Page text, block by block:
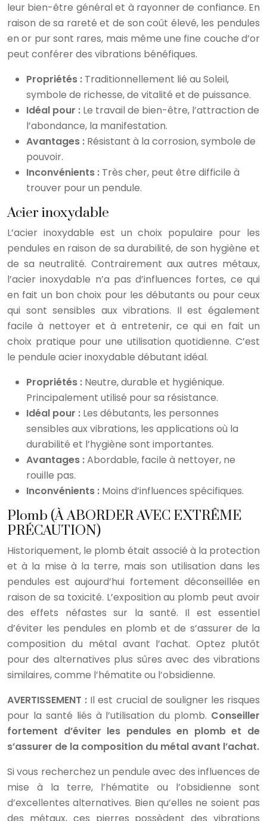
leur bien-être général et à rayonner de confiance. En
raison de sa rareté et de son coût élevé, les pendules
en or pur sont rares, mais même une fine couche d’or
peut conférer des vibrations bénéfiques.
Propriétés : Traditionnellement lié au Soleil,
symbole de richesse, de vitalité et de puissance.
Idéal pour : Le travail de bien-être, l’attraction de
l’abondance, la manifestation.
Avantages : Résistant à la corrosion, symbole de
pouvoir.
Inconvénients : Très cher, peut être difficile à
trouver pour un pendule.
Acier inoxydable
L’acier inoxydable est un choix populaire pour les
pendules en raison de sa durabilité, de son hygiène et
de sa neutralité. Contrairement aux autres métaux,
l’acier inoxydable n’a pas d’influences fortes, ce qui
en fait un bon choix pour les débutants ou pour ceux
qui sont sensibles aux vibrations. Il est également
facile à nettoyer et à entretenir, ce qui en fait un
choix pratique pour une utilisation quotidienne. C’est
le pendule acier inoxydable débutant idéal.
Propriétés : Neutre, durable et hygiénique.
Principalement utilisé pour sa résistance.
Idéal pour : Les débutants, les personnes
sensibles aux vibrations, les applications où la
durabilité et l’hygiène sont importantes.
Avantages :Abordable, facile à nettoyer, ne
rouille pas.
Inconvénients : Moins d’influences spécifiques.
Plomb (À ABORDER AVEC EXTRÊME
PRÉCAUTION)
Historiquement, le plomb était associé à la protection
et à la mise à la terre, mais son utilisation dans les
pendules est aujourd’hui fortement déconseillée en
raison de sa toxicité. L’exposition au plomb peut avoir
des effets néfastes sur la santé. Il est essentiel
d’éviter les pendules en plomb et de s’assurer de la
composition du métal avant l’achat. Optez plutôt
pour des alternatives plus sûres avec des vibrations
similaires, comme l’hématite ou l’obsidienne.
AVERTISSEMENT : Il est crucial de souligner les risques
pour la santé liés à l’utilisation du plomb. Conseiller
fortement d’éviter les pendules en plomb et de
s’assurer de la composition du métal avant l’achat.
Si vous recherchez un pendule avec des influences de
mise à la terre, l’hématite ou l’obsidienne sont
d’excellentes alternatives. Bien qu’elles ne soient pas